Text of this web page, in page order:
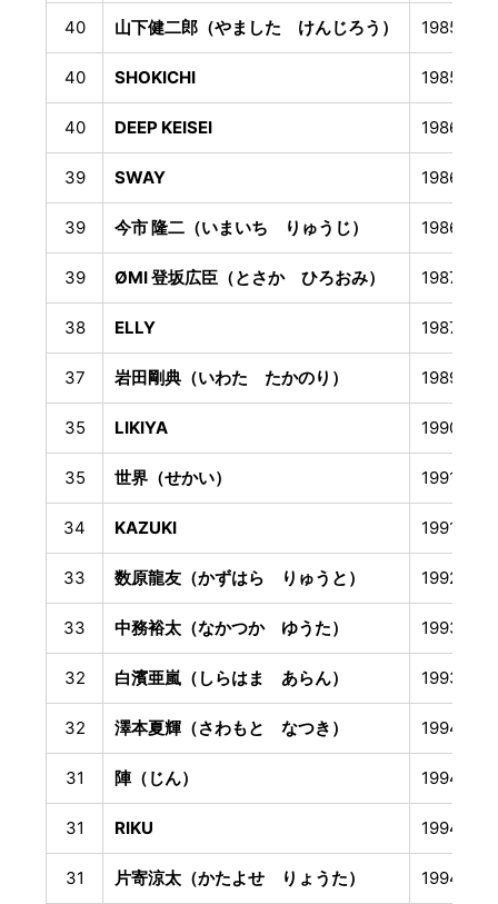
40 山下健二郎（やました けんじろう） 1985年5
40 SHOKICHI 1985年
40 DEEP KEISEI 1986年1
39 SWAY 1986年6
39 今市 隆二（いまいち りゅうじ） 1986年9
39 ØMI 登坂広臣（とさか ひろおみ） 1987年3
38 ELLY 1987年9
37 岩田剛典（いわた たかのり） 1989年3
35 LIKIYA 1990年11
35 世界（せかい） 1991年2
34 KAZUKI 1991年6
33 数原龍友（かずはら りゅうと） 1992年
33 中務裕太（なかつか ゆうた） 1993年1
32 白濱亜嵐（しらはま あらん） 1993年8
32 澤本夏輝（さわもと なつき） 1994年1
31 陣（じん） 1994年4
31 RIKU 1994年8
31 片寄涼太（かたよせ りょうた） 1994年8